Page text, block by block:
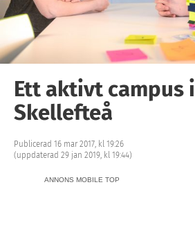
Ett aktivt campus i
Skellefteå
Publicerad 16 mar 2017, kl 19:26
(uppdaterad 29 jan 2019, kl 19:44)
ANNONS MOBILE TOP